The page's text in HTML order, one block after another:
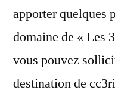
apporter quelques
domaine de « Les
vous pouvez
destination de